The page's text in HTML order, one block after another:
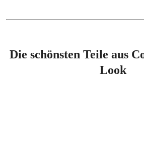
Die schönsten Teile aus
Look